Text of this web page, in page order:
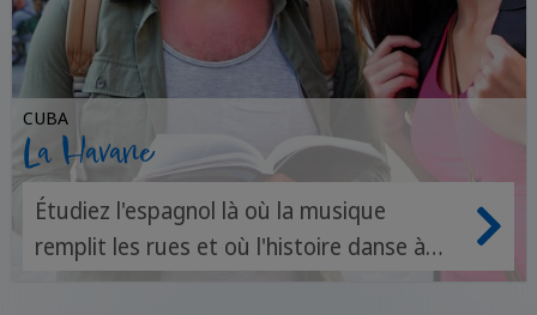
CUBA
La Havane
Étudiez l'espagnol là où la musique
remplit les rues et où l'histoire danse à
chacun de vos pas.